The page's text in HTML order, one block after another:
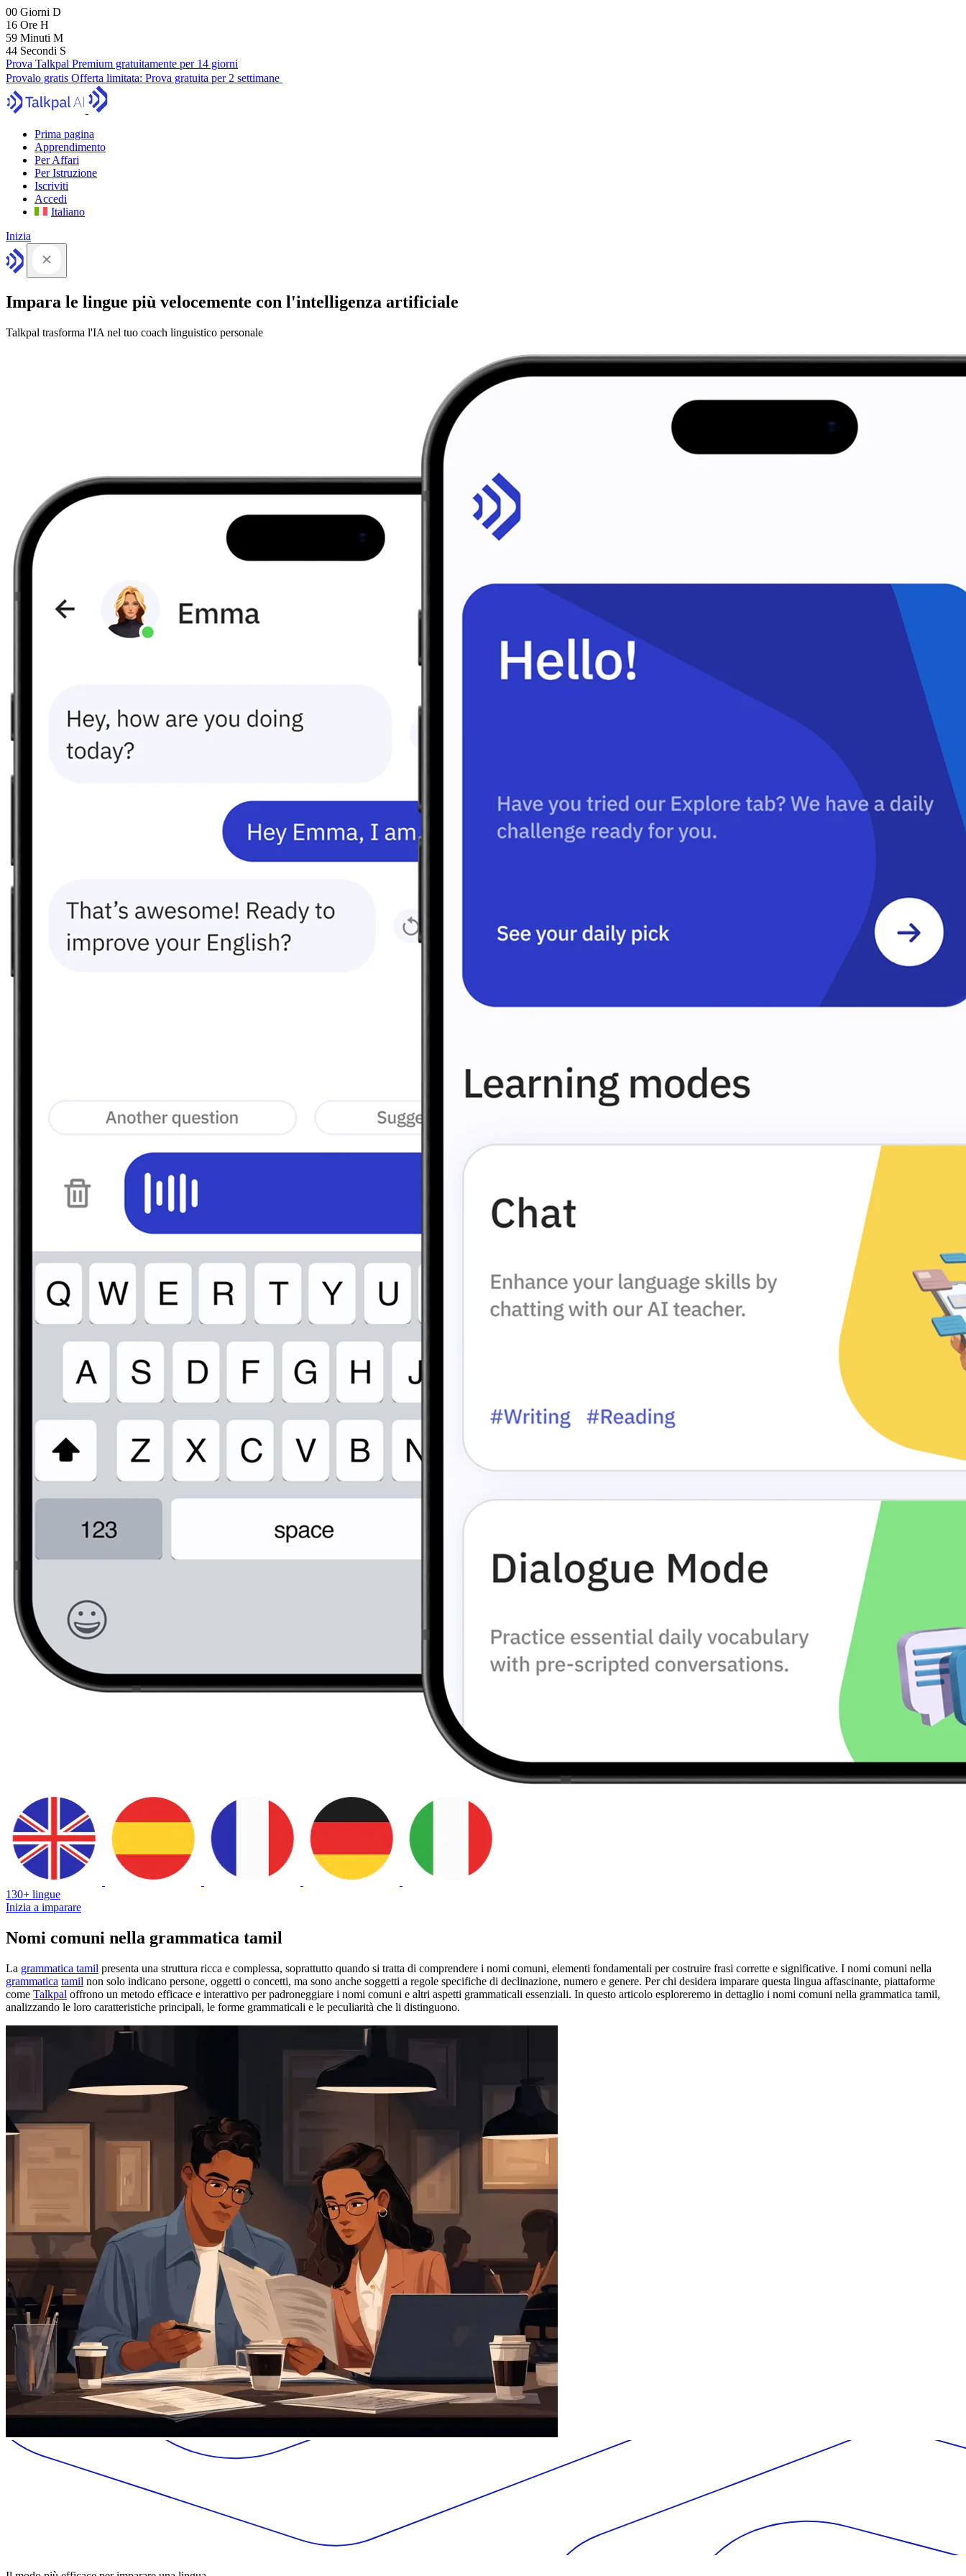
00 Giorni D
16 Ore H
59 Minuti M
43 Secondi S
Prova Talkpal Premium gratuitamente per 14 giorni
Provalo gratis Offerta limitata: Prova gratuita per 2 settimane
Prima pagina
Apprendimento
Per Affari
Per Istruzione
Iscriviti
Accedi
Italiano
Inizia
Impara le lingue più velocemente con l'intelligenza artificiale
Talkpal trasforma l'IA nel tuo coach linguistico personale
130+ lingue
Inizia a imparare
Nomi comuni nella grammatica tamil
La grammatica tamil presenta una struttura ricca e complessa, soprattutto quando si tratta di comprendere i nomi comuni, elementi fondamentali per costruire frasi corrette e significative. I nomi comuni nella
grammatica tamil non solo indicano persone, oggetti o concetti, ma sono anche soggetti a regole specifiche di declinazione, numero e genere. Per chi desidera imparare questa lingua affascinante, piattaforme
come Talkpal offrono un metodo efficace e interattivo per padroneggiare i nomi comuni e altri aspetti grammaticali essenziali. In questo articolo esploreremo in dettaglio i nomi comuni nella grammatica tamil,
analizzando le loro caratteristiche principali, le forme grammaticali e le peculiarità che li distinguono.